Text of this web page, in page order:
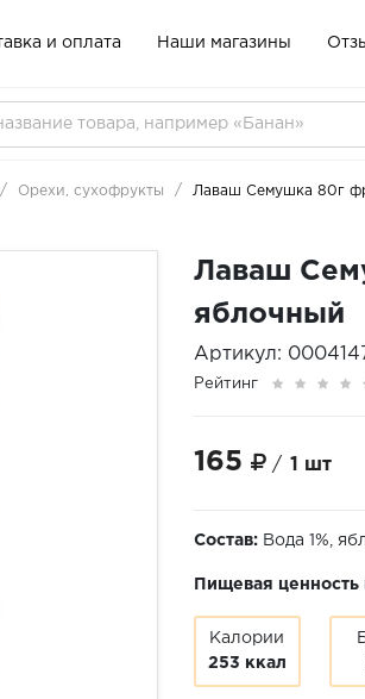
и оплата Наши магазины
Орехи, сухофрукты Лаваш Семушка 80г
Лаваш
яблочный
Артикул:
Рейтинг
165 / 1 шт
Состав: Вода 1%,
Пищевая ценность
Калории
253 ккал